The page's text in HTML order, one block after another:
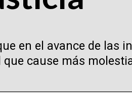
en el avance de las
cause más